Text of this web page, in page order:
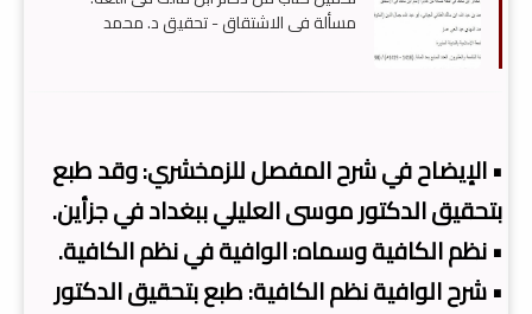
مسألة في الاشتقاق - تحقيق د. محمد
• الإيضاح في شرح المفصل للزمخشري: وقد طبع
بتحقيق الدكتور موسى العليلي ببغداد في جزأين.
• نظم الكافية وسماه: الوافية في نظم الكافية.
• شرح الوافية نظم الكافية: طبع بتحقيق الدكتور